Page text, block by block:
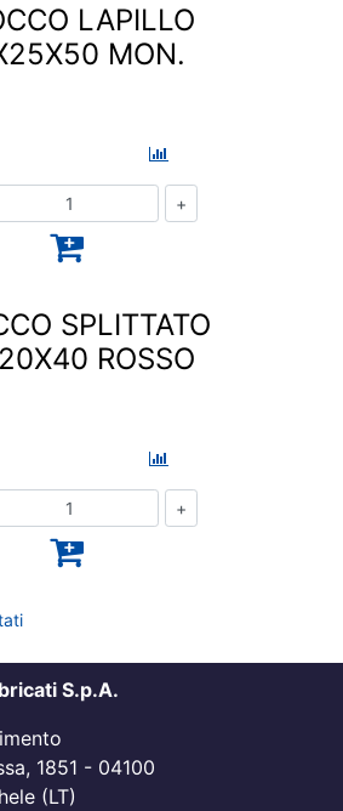
LAPILLO
MON.
SPLITTATO
ROSSO
S.p.A.
1851 - 04100
(LT)